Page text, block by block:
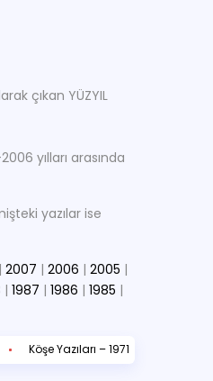
çıkan YÜZYIL
yılları arasında
yazılar ise
| 2007 | 2006 | 2005 |
| 1987 | 1986 | 1985 |
Köşe Yazıları – 1971